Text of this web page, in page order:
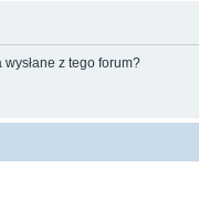
z tego forum?